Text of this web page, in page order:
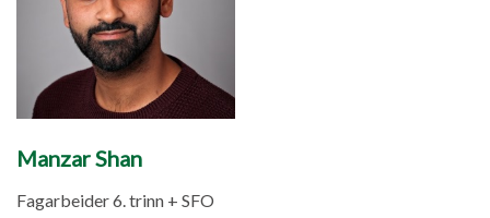
Manzar Shan
Fagarbeider 6. trinn + SFO